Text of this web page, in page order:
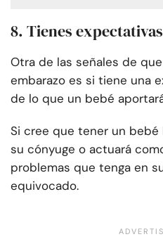
8. Tienes
Otra de las señales de
embarazo es si tiene una
de lo que un bebé
Si cree que tener un
su cónyuge o actuará
problemas que tenga en
equivocado.